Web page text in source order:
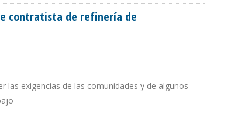
contratista de refinería de
las exigencias de las comunidades y de algunos